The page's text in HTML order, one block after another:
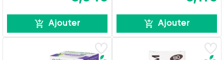
Ajouter Ajouter